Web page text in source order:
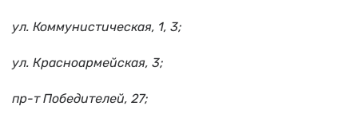
ул. Коммунистическая, 1, 3;
ул. Красноармейская, 3;
пр-т Победителей, 27;